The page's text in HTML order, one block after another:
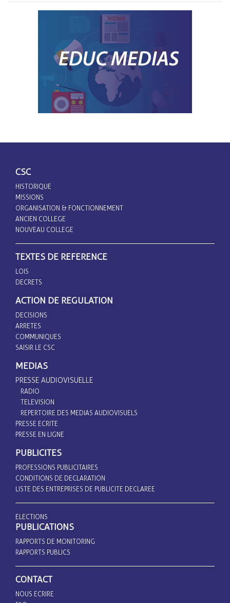
CSC
HISTORIQUE
MISSIONS
ORGANISATION & FONCTIONNEMENT
ANCIEN COLLEGE
NOUVEAU COLLEGE
TEXTES DE REFERENCE
LOIS
DECRETS
ACTION DE REGULATION
DECISIONS
ARRETES
COMMUNIQUES
SAISIR LE CSC
MEDIAS
PRESSE AUDIOVISUELLE
RADIO
TELEVISION
REPERTOIRE DES MEDIAS AUDIOVISUELS
PRESSE ECRITE
PRESSE EN LIGNE
PUBLICITES
PROFESSIONS PUBLICITAIRES
CONDITIONS DE DECLARATION
LISTE DES ENTREPRISES DE PUBLICITE DECLAREE
ELECTIONS
PUBLICATIONS
RAPPORTS DE MONITORING
RAPPORTS PUBLICS
CONTACT
NOUS ECRIRE